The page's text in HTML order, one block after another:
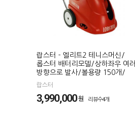
랍스터 - 엘리트2 테니스머신/
롭스터 배터리모델/상하좌우 여러
방향으로 발사/볼용량 150개/
랍스터
3,990,000원 리뷰수4개